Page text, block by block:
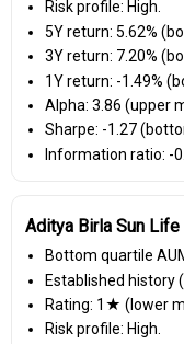
Risk profile: High.
5Y return: 5.62%
3Y return: 7.20%
1Y return: -1.49%
Alpha: 3.86 (upper
Sharpe: -1.27
Information ratio: -
Aditya Birla Sun
Bottom quartile AUM
Established history
Rating: 1★ (lower
Risk profile: High.